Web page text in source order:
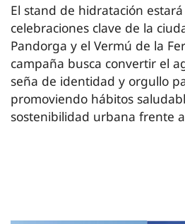
El stand de hidratación
celebraciones clave de la
Pandorga y el Vermú de la
campaña busca convertir el
seña de identidad y orgullo
promoviendo hábitos
sostenibilidad urbana frente